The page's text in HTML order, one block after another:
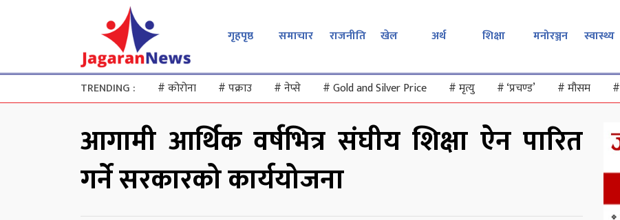
गृहपृष्ठ समाचार राजनीति खेल अर्थ शिक्षा मनोरञ्जन स्वास्थ्य
TRENDING : #कोरोना #पक्राउ #नेप्से #Gold and Silver Price #मृत्यु #‘प्रचण्ड’ #मौसम #
आगामी आर्थिक वर्षभित्र संघीय शिक्षा ऐन पारित
गर्ने सरकारको कार्ययोजना